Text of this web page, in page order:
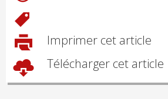
Imprimer cet article
Télécharger cet article